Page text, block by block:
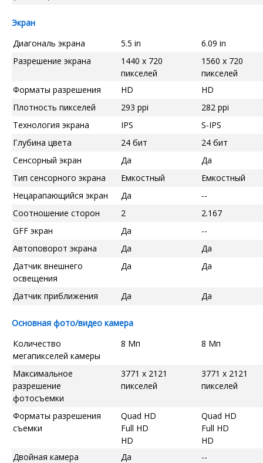
Экран
Диагональ экрана
5.5 in
6.09 in
Разрешение экрана
1440 x 720
пикселей
1560 x 720
пикселей
Форматы разрешения
HD
HD
Плотность пикселей
293 ppi
282 ppi
Технология экрана
IPS
S-IPS
Глубина цвета
24 бит
24 бит
Сенсорный экран
Да
Да
Тип сенсорного экрана
Емкостный
Емкостный
Нецарапающийся экран
Да
--
Соотношение сторон
2
2.167
GFF экран
Да
--
Автоповорот экрана
Да
Да
Датчик внешнего
освещения
Да Да
Датчик приближения Да Да
Основная фото/видео камера
Количество
мегапикселей камеры
8 Мп 8 Мп
Максимальное
разрешение
фотосъемки
3771 x 2121
пикселей
3771 x 2121
пикселей
Форматы разрешения
съемки
Quad HD
Full HD
HD
Quad HD
Full HD
HD
Двойная камера
Да
--